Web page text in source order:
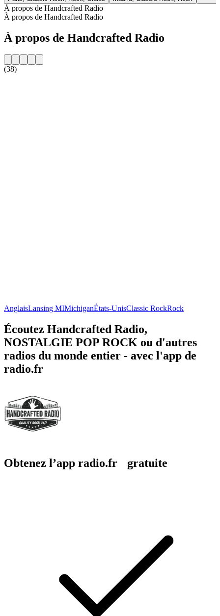
À propos de Handcrafted Radio
À propos de Handcrafted Radio
À propos de Handcrafted Radio
(38)
AnglaisLansing MIMichiganÉtats-UnisClassic RockRock
Écoutez Handcrafted Radio,
NOSTALGIE POP ROCK ou d'autres
radios du monde entier - avec l'app de
radio.fr
Obtenez l’app radio.fr gratuite